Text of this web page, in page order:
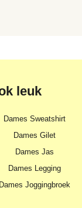
leuk
Dames Sweatshirt
Dames Gilet
Dames Jas
Dames Legging
Dames Joggingbroek